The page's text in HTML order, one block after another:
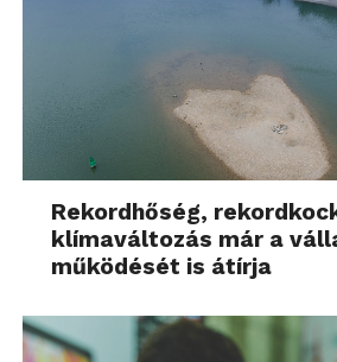
Rekordhőség,
klímaváltozás már a
működését is átírja